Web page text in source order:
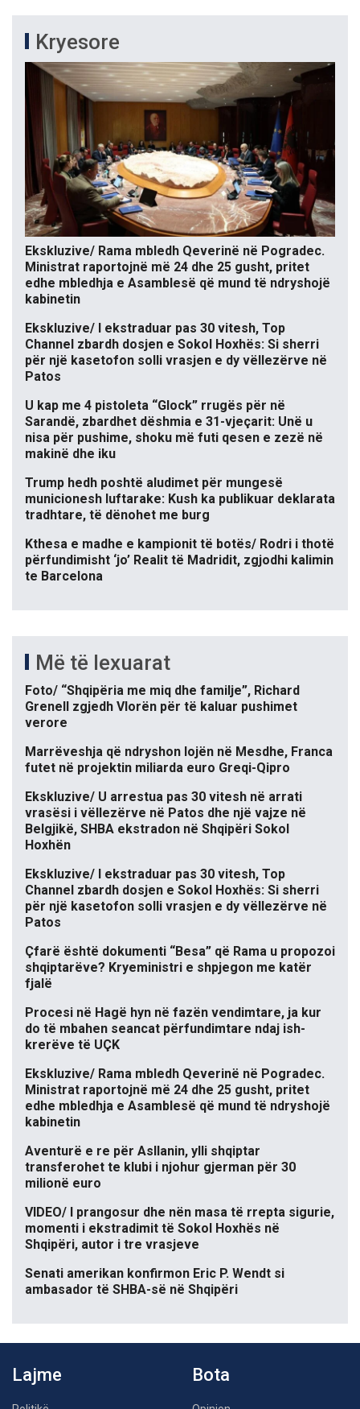
Kryesore
Ekskluzive/ Rama mbledh Qeverinë në Pogradec.
Ministrat raportojnë më 24 dhe 25 gusht, pritet
edhe mbledhja e Asamblesë që mund të ndryshojë
kabinetin
Ekskluzive/ I ekstraduar pas 30 vitesh, Top
Channel zbardh dosjen e Sokol Hoxhës: Si sherri
për një kasetofon solli vrasjen e dy vëllezërve në
Patos
U kap me 4 pistoleta “Glock” rrugës për në
Sarandë, zbardhet dëshmia e 31-vjeçarit: Unë u
nisa për pushime, shoku më futi qesen e zezë në
makinë dhe iku
Trump hedh poshtë aludimet për mungesë
municionesh luftarake: Kush ka publikuar deklarata
tradhtare, të dënohet me burg
Kthesa e madhe e kampionit të botës/ Rodri i thotë
përfundimisht ‘jo’ Realit të Madridit, zgjodhi kalimin
te Barcelona
Më të lexuarat
Foto/ “Shqipëria me miq dhe familje”, Richard
Grenell zgjedh Vlorën për të kaluar pushimet
verore
Marrëveshja që ndryshon lojën në Mesdhe, Franca
futet në projektin miliarda euro Greqi-Qipro
Ekskluzive/ U arrestua pas 30 vitesh në arrati
vrasësi i vëllezërve në Patos dhe një vajze në
Belgjikë, SHBA ekstradon në Shqipëri Sokol
Hoxhën
Ekskluzive/ I ekstraduar pas 30 vitesh, Top
Channel zbardh dosjen e Sokol Hoxhës: Si sherri
për një kasetofon solli vrasjen e dy vëllezërve në
Patos
Çfarë është dokumenti “Besa” që Rama u propozoi
shqiptarëve? Kryeministri e shpjegon me katër
fjalë
Procesi në Hagë hyn në fazën vendimtare, ja kur
do të mbahen seancat përfundimtare ndaj ish-
krerëve të UÇK
Ekskluzive/ Rama mbledh Qeverinë në Pogradec.
Ministrat raportojnë më 24 dhe 25 gusht, pritet
edhe mbledhja e Asamblesë që mund të ndryshojë
kabinetin
Aventurë e re për Asllanin, ylli shqiptar
transferohet te klubi i njohur gjerman për 30
milionë euro
VIDEO/ I prangosur dhe nën masa të rrepta sigurie,
momenti i ekstradimit të Sokol Hoxhës në
Shqipëri, autor i tre vrasjeve
Senati amerikan konfirmon Eric P. Wendt si
ambasador të SHBA-së në Shqipëri
Lajme Bota